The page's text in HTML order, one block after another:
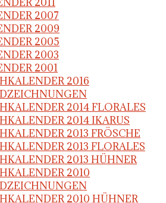
2007
2009
2005
2003
2001
2016
2014 FLORALES
2014 IKARUS
2013 FRÖSCHE
2013 FLORALES
2013 HÜHNER
2010
2010 HÜHNER